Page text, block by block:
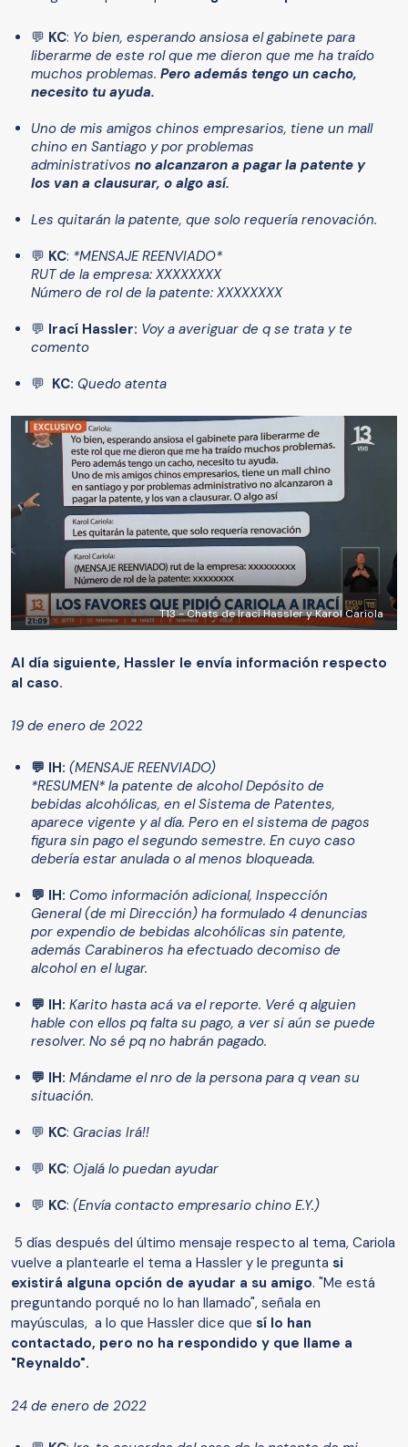
💬 KC: Yo bien, esperando ansiosa el gabinete para
liberarme de este rol que me dieron que me ha traído
muchos problemas. Pero además tengo un cacho,
necesito tu ayuda.
Uno de mis amigos chinos empresarios, tiene un mall
chino en Santiago y por problemas
administrativos no alcanzaron a pagar la patente y
los van a clausurar, o algo así.
Les quitarán la patente, que solo requería renovación.
💬 KC: *MENSAJE REENVIADO*
RUT de la empresa: XXXXXXXX
Número de rol de la patente: XXXXXXXX
💬 Irací Hassler: Voy a averiguar de q se trata y te
comento
💬 KC: Quedo atenta
T13 - Chats de Irací Hassler y Karol Cariola
Al día siguiente, Hassler le envía información respecto
al caso.
19 de enero de 2022
💬 IH: (MENSAJE REENVIADO)
*RESUMEN* la patente de alcohol Depósito de
bebidas alcohólicas, en el Sistema de Patentes,
aparece vigente y al día. Pero en el sistema de pagos
figura sin pago el segundo semestre. En cuyo caso
debería estar anulada o al menos bloqueada.
💬 IH: Como información adicional, Inspección
General (de mi Dirección) ha formulado 4 denuncias
por expendio de bebidas alcohólicas sin patente,
además Carabineros ha efectuado decomiso de
alcohol en el lugar.
💬 IH: Karito hasta acá va el reporte. Veré q alguien
hable con ellos pq falta su pago, a ver si aún se puede
resolver. No sé pq no habrán pagado.
💬 IH: Mándame el nro de la persona para q vean su
situación.
💬 KC: Gracias Irá!!
💬 KC: Ojalá lo puedan ayudar
💬 KC: (Envía contacto empresario chino E.Y.)
5 días después del último mensaje respecto al tema, Cariola
vuelve a plantearle el tema a Hassler y le pregunta si
existirá alguna opción de ayudar a su amigo. "Me está
preguntando porqué no lo han llamado", señala en
mayúsculas, a lo que Hassler dice que sí lo han
contactado, pero no ha respondido y que llame a
"Reynaldo".
24 de enero de 2022